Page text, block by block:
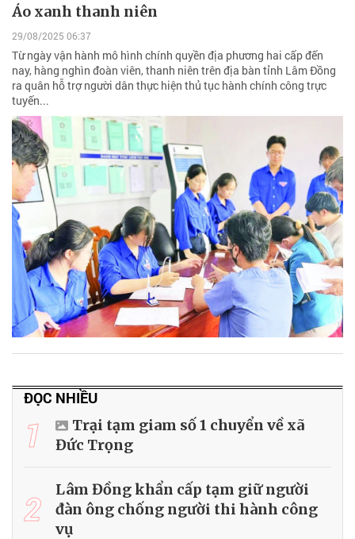
Áo xanh thanh niên
29/08/2025 06:37
Từ ngày vận hành mô hình chính quyền địa phương hai cấp đến
nay, hàng nghìn đoàn viên, thanh niên trên địa bàn tỉnh Lâm Đồng
ra quân hỗ trợ người dân thực hiện thủ tục hành chính công trực
tuyến...
ĐỌC NHIỀU
1
Trại tạm giam số 1 chuyển về xã
Đức Trọng
2
Lâm Đồng khẩn cấp tạm giữ người
đàn ông chống người thi hành công
vụ